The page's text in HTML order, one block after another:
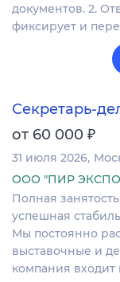
документов. 2.
фиксирует и
Секретарь-
от 60 000 ₽
31 июля 2026
ООО "ПИР
Полная
успешная
Мы постоянно
выставочные и
компания входит